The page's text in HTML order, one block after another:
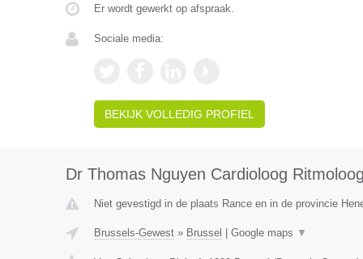
Er wordt gewerkt op afspraak.
Sociale media:
BEKIJK VOLLEDIG PROFIEL
Dr Thomas Nguyen Cardioloog Ritmoloog
Niet gevestigd in de plaats Rance en in de provincie
Brussels-Gewest» Brussel Google maps ▼